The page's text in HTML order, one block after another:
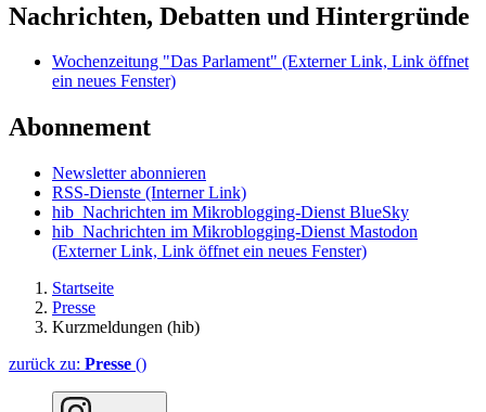
Nachrichten, Debatten und Hintergründe
Wochenzeitung "Das Parlament" (Externer Link, Link öffnet
ein neues Fenster)
Abonnement
Newsletter abonnieren
RSS-Dienste (Interner Link)
hib_Nachrichten im Mikroblogging-Dienst BlueSky
hib_Nachrichten im Mikroblogging-Dienst Mastodon
(Externer Link, Link öffnet ein neues Fenster)
Startseite
Presse
Kurzmeldungen (hib)
zurück zu: Presse ()